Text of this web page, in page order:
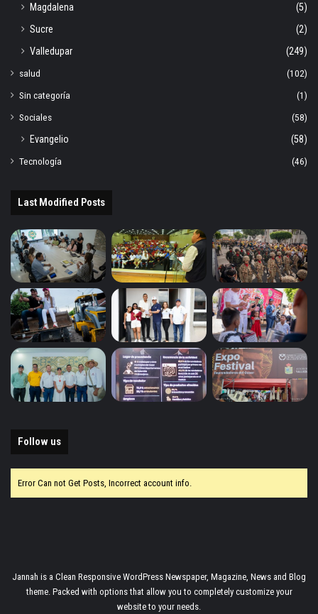
Magdalena
(5)
Sucre
(2)
Valledupar
(249)
salud
(102)
Sin categoría
(1)
Sociales
(58)
Evangelio
(58)
Tecnología
(46)
Last Modified Posts
Follow us
Error Can not Get Posts, Incorrect account info.
Jannah is a Clean Responsive WordPress Newspaper, Magazine, News and Blog
theme. Packed with options that allow you to completely customize your
website to your needs.